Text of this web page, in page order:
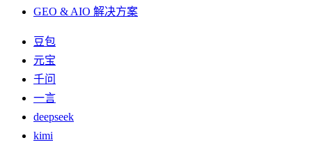
GEO & AIO 解决方案
豆包
元宝
千问
一言
deepseek
kimi